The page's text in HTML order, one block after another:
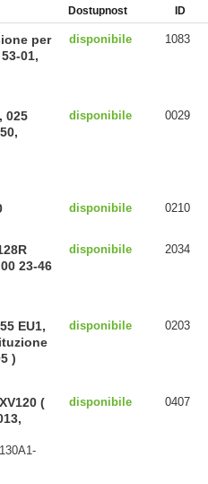
Dostupnost ID
per
01,
disponibile 1083
025
disponibile 0029
disponibile 0210
23-46
disponibile 2034
EU1,
)
disponibile 0203
(
disponibile 0407